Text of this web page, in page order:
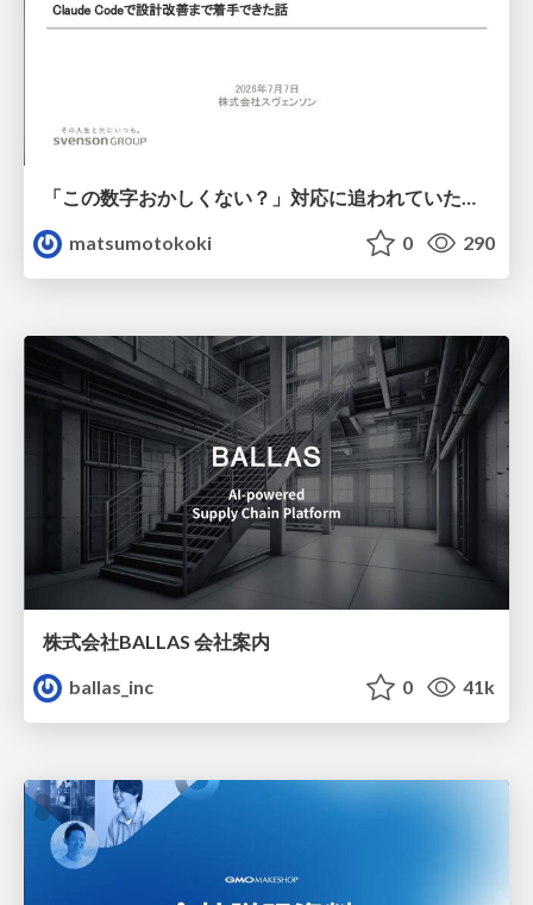
「この数字おかしくない？」対応に追われていたのに、 Claude Codeで設計改善まで着手できた話
matsumotokoki
0 290
株式会社BALLAS 会社案内
ballas_inc
0 41k